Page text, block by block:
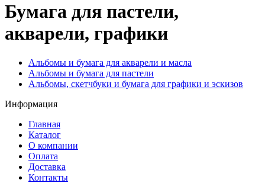
Бумага для пастели,
акварели, графики
Альбомы и бумага для акварели и масла
Альбомы и бумага для пастели
Альбомы, скетчбуки и бумага для графики и эскизов
Информация
Главная
Каталог
О компании
Оплата
Доставка
Контакты